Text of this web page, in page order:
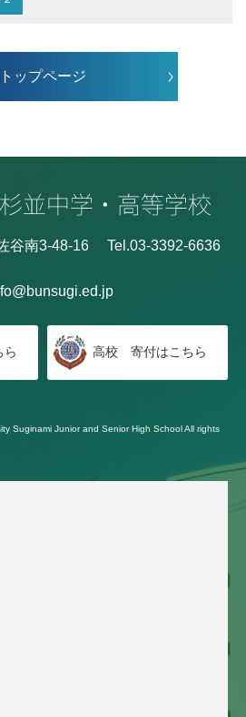
トップページ
谷南3-48-16
Tel.03-3392-6636
高校 寄付はこちら
Suginami Junior and Senior High School All rights